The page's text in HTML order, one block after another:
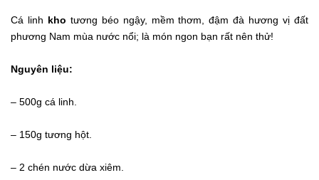
Cá linh kho tương béo ngậy, mềm thơm, đậm đà hương vị đất
phương Nam mùa nước nổi; là món ngon bạn rất nên thử!
Nguyên liệu:
– 500g cá linh.
– 150g tương hột.
– 2 chén nước dừa xiêm.